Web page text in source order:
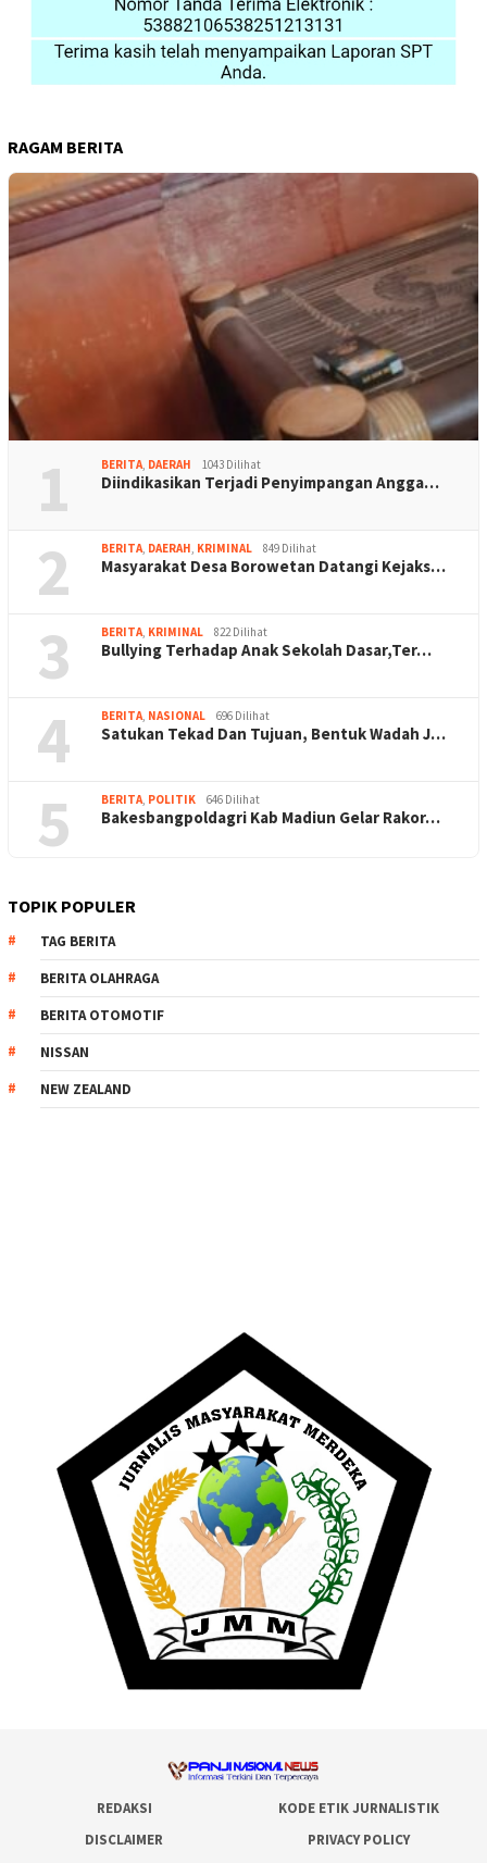
RAGAM BERITA
1 BERITA, DAERAH 1043 Dilihat
Diindikasikan Terjadi Penyimpangan Angga…
2 BERITA, DAERAH, KRIMINAL 849 Dilihat
Masyarakat Desa Borowetan Datangi Kejaks…
3 BERITA, KRIMINAL 822 Dilihat
Bullying Terhadap Anak Sekolah Dasar,Ter…
4 BERITA, NASIONAL 696 Dilihat
Satukan Tekad Dan Tujuan, Bentuk Wadah J…
5 BERITA, POLITIK 646 Dilihat
Bakesbangpoldagri Kab Madiun Gelar Rakor…
TOPIK POPULER
TAG BERITA
BERITA OLAHRAGA
BERITA OTOMOTIF
NISSAN
NEW ZEALAND
REDAKSI
KODE ETIK JURNALISTIK
DISCLAIMER
PRIVACY POLICY